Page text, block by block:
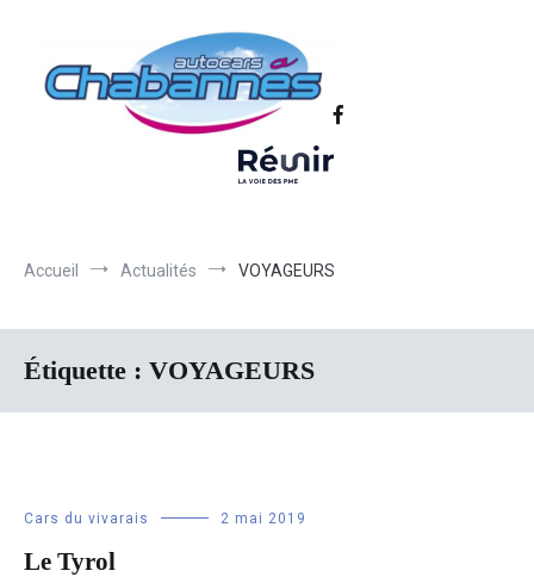
Autocars Chabannes | Transport en
Transport scolaire, Transports de personnel en Drôme Ardèche,
Transport touristique France et Europe
Accueil Actualités VOYAGEURS
Étiquette : VOYAGEURS
Cars du vivarais 2 mai 2019
Le Tyrol